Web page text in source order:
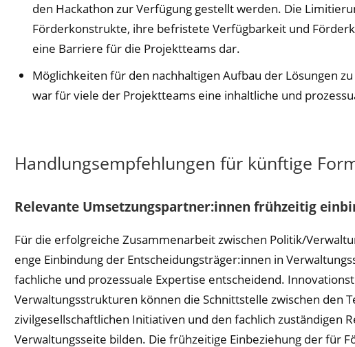
den Hackathon zur Verfügung gestellt werden. Die
Förderkonstrukte, ihre befristete Verfügbarkeit und
eine Barriere für die Projektteams dar.
Möglichkeiten für den nachhaltigen Aufbau der Lösungen
war für viele der Projektteams eine inhaltliche und
Handlungsempfehlungen für künftige
Relevante Umsetzungspartner:innen frühzeitig
Für die erfolgreiche Zusammenarbeit zwischen Politik/
enge Einbindung der Entscheidungsträger:innen in
fachliche und prozessuale Expertise entscheidend.
Verwaltungsstrukturen können die Schnittstelle zwischen den
zivilgesellschaftlichen Initiativen und den fachlich zuständigen
Verwaltungsseite bilden. Die frühzeitige Einbeziehung der für